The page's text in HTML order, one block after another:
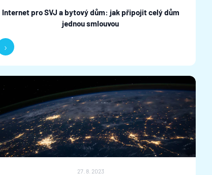
Internet pro SVJ a bytový dům: jak připojit celý dům
jednou smlouvou
›
27. 8. 2023